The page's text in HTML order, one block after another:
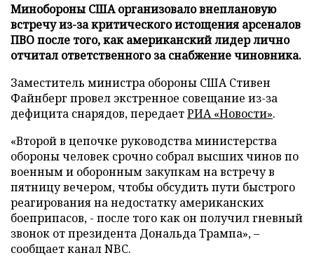
Минобороны США организовало внеплановую
встречу из-за критического истощения арсеналов
ПВО после того, как американский лидер лично
отчитал ответственного за снабжение чиновника.
Заместитель министра обороны США Стивен
Файнберг провел экстренное совещание из-за
дефицита снарядов, передаетРИА «Новости».
«Второй в цепочке руководства министерства
обороны человек срочно собрал высших чинов по
военным и оборонным закупкам на встречу в
пятницу вечером, чтобы обсудить пути быстрого
реагирования на недостатку американских
боеприпасов, - после того как он получил гневный
звонок от президента Дональда Трампа», –
сообщает канал NBC.